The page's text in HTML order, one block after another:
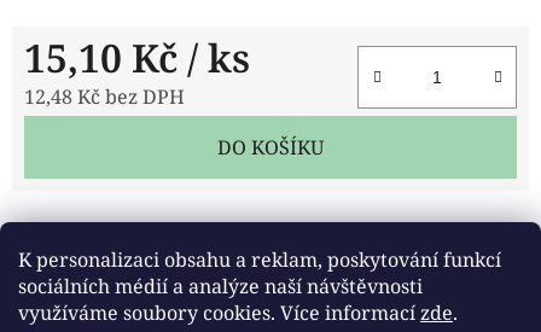
K personalizaci obsahu a reklam, poskytování funkcí
sociálních médií a analýze naší návštěvnosti
využíváme soubory cookies. Více informacízde.
15,10 Kč / ks
12,48 Kč bez DPH
DO KOŠÍKU